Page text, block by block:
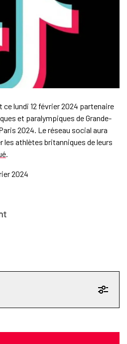
ce lundi 12 février 2024 partenaire
et paralympiques de Grande-
2024. Le réseau social aura
les athlètes britanniques de leurs
.
2024